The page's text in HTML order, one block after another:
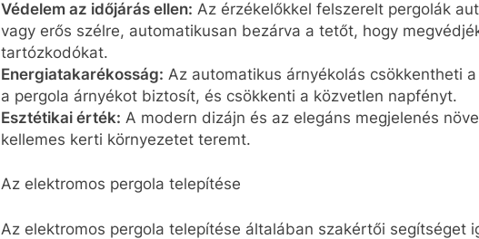
Védelem az időjárás ellen: Az érzékelőkkel felszerelt pergolák
vagy erős szélre, automatikusan bezárva a tetőt, hogy
tartózkodókat.
Energiatakarékosság: Az automatikus árnyékolás csökkentheti
a pergola árnyékot biztosít, és csökkenti a közvetlen napfényt.
Esztétikai érték: A modern dizájn és az elegáns megjelenés
kellemes kerti környezetet teremt.
Az elektromos pergola telepítése
Az elektromos pergola telepítése általában szakértői segítséget